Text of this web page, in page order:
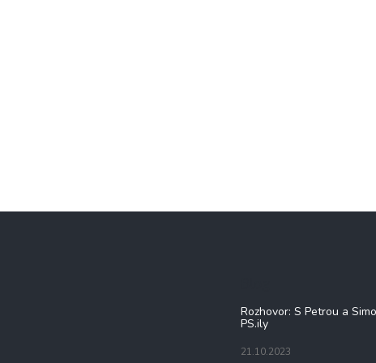
Rozhovor: S Petrou a
PS.ily
21.10.2023